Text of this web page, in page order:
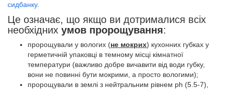
сидбанку.
Це означає, що якщо ви дотрималися всіх
необхідних умов пророщування:
пророщували у вологих (не мокрих) кухонних губках у
герметичній упаковці в темному місці кімнатної
температури (важливо добре вичавити від води губку,
вони не повинні бути мокрими, а просто вологими);
пророщували в землі з нейтральним рівнем ph (5.5-7),